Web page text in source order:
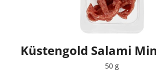
Küstengold Salami
50 g